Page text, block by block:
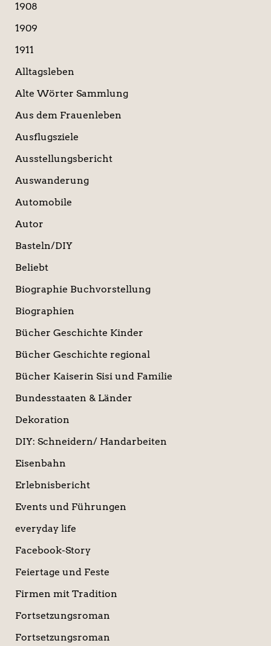
n
a
h
1908
1909
1911
Alltagsleben
Alte Wörter Sammlung
Aus dem Frauenleben
Ausflugsziele
Ausstellungsbericht
Auswanderung
Automobile
Autor
Basteln/DIY
Beliebt
Biographie Buchvorstellung
Biographien
Bücher Geschichte Kinder
Bücher Geschichte regional
Bücher Kaiserin Sisi und Familie
Bundesstaaten & Länder
Dekoration
DIY: Schneidern/ Handarbeiten
Eisenbahn
Erlebnisbericht
Events und Führungen
everyday life
Facebook-Story
Feiertage und Feste
Firmen mit Tradition
Fortsetzungsroman
Fortsetzungsroman